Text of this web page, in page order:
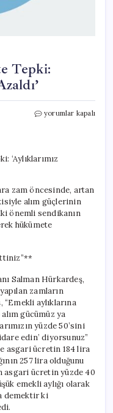
Tepki:
Emeklilerden
50
için
yorumlar kapalı
zam öncesinde, artan
alım güçlerinin
önemli sendikanın
hükümete
Salman Hürkardeş,
zamların
aylıklarına
gücümüz ya
yüzde 50’sini
edin’ diyorsunuz”
asgari ücretin 184 lira
257 lira olduğunu
asgari ücretin yüzde 40
emekli aylığı olarak
demektir ki